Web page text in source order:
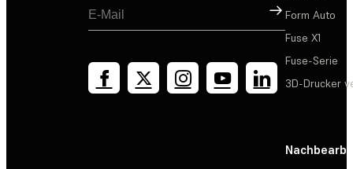
Registrieren
Form Auto
Fuse X1
Fuse-Serie
3D-Drucker